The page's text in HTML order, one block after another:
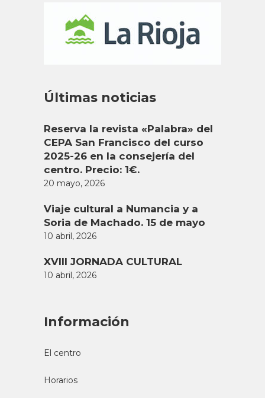
Últimas noticias
Reserva la revista «Palabra» del
CEPA San Francisco del curso
2025-26 en la consejería del
centro. Precio: 1€.
20 mayo, 2026
Viaje cultural a Numancia y a
Soria de Machado. 15 de mayo
10 abril, 2026
XVIII JORNADA CULTURAL
10 abril, 2026
Información
El centro
Horarios